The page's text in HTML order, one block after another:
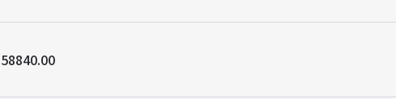
58840.00